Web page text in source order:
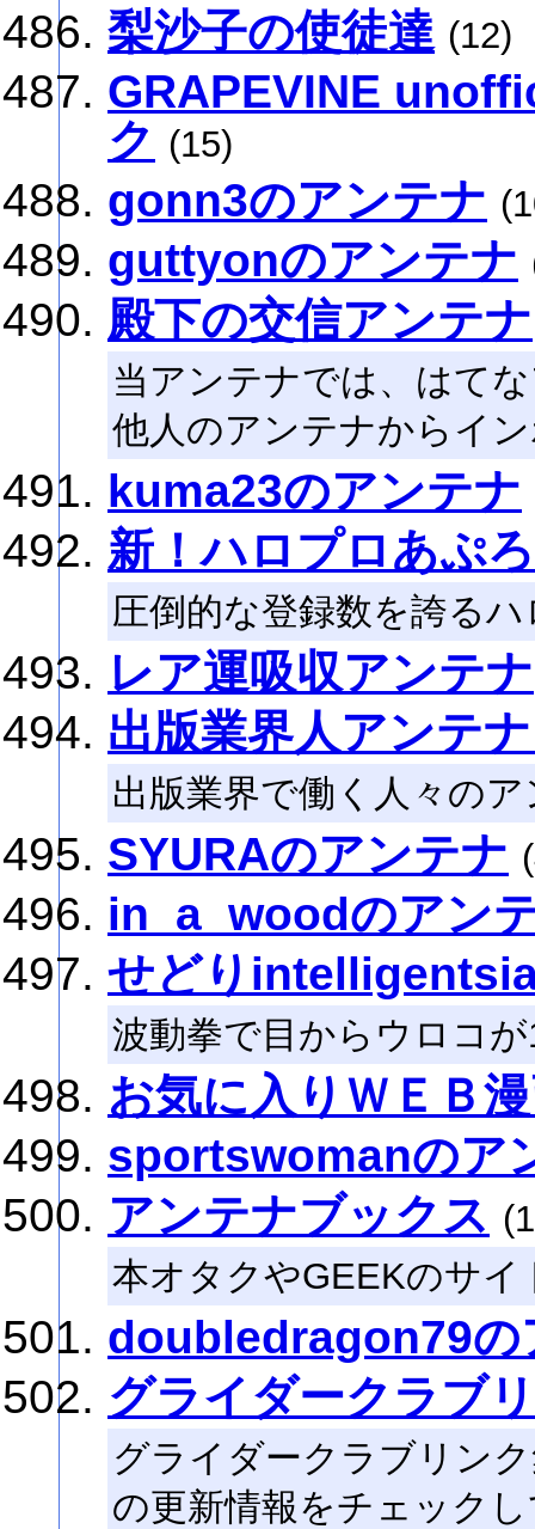
梨沙子の使徒達 (12)
GRAPEVINE
ク (15)
gonn3のアンテナ
guttyonのアンテナ
殿下の交信アンテナ
当アンテナでは、はて
他人のアンテナからイ
kuma23のアンテナ
新！ハロプロあぷ
圧倒的な登録数を誇る
レア運吸収アンテナ
出版業界人アンテ
出版業界で働く人々の
SYURAのアンテナ
in_a_woodのアン
せどり
波動拳で目からウロコ
お気に入りＷＥＢ
sportswomanのア
アンテナブックス
本オタクやGEEKのサ
doubledragon79の
グライダークラブ
グライダークラブリン
の更新情報をチェック